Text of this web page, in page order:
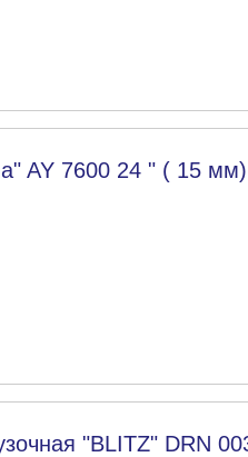
AY 7600 24 " ( 15 мм)
"BLITZ" DRN